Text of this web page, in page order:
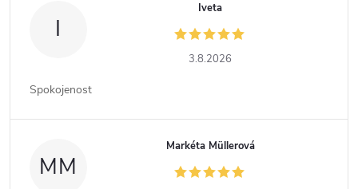
I
Iveta
3.8.2026
Spokojenost
MM
Markéta Müllerová